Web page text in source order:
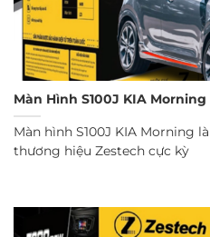
Màn Hình S100J KIA Morning
Màn hình S100J KIA Morning
thương hiệu Zestech cực kỳ